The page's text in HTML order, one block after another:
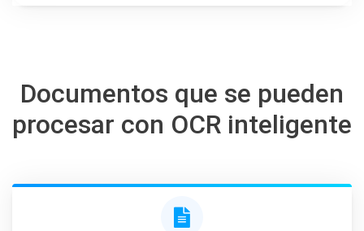
Documentos que se pueden
procesar con OCR inteligente